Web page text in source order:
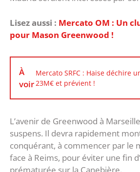
Lisez aussi : Mercato OM : Un
pour Mason Greenwood !
À
voir
Mercato SRFC : Haise déchire
23M€ et prévient !
L’avenir de Greenwood à
suspens. Il devra rapidement
conquérant, à commencer par le
face à Reims, pour éviter une fin
prématurée sur la Canebière.